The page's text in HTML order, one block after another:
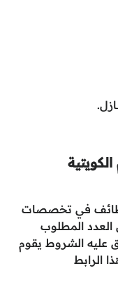
في تخصصات
العدد المطلوب
عليه الشروط يقوم
الرابط